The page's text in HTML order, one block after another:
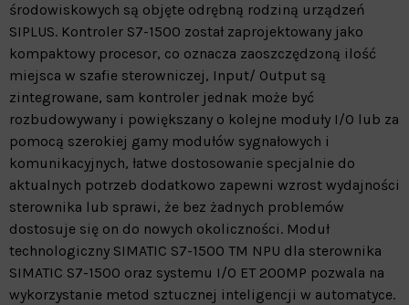
środowiskowych są objęte odrębną rodziną urządzeń
SIPLUS. Kontroler S7-1500 został zaprojektowany jako
kompaktowy procesor, co oznacza zaoszczędzoną ilość
miejsca w szafie sterowniczej, Input/ Output są
zintegrowane, sam kontroler jednak może być
rozbudowywany i powiększany o kolejne moduły I/O lub za
pomocą szerokiej gamy modułów sygnałowych i
komunikacyjnych, łatwe dostosowanie specjalnie do
aktualnych potrzeb dodatkowo zapewni wzrost wydajności
sterownika lub sprawi, że bez żadnych problemów
dostosuje się on do nowych okoliczności. Moduł
technologiczny SIMATIC S7-1500 TM NPU dla sterownika
SIMATIC S7-1500 oraz systemu I/O ET 200MP pozwala na
wykorzystanie metod sztucznej inteligencji w automatyce.